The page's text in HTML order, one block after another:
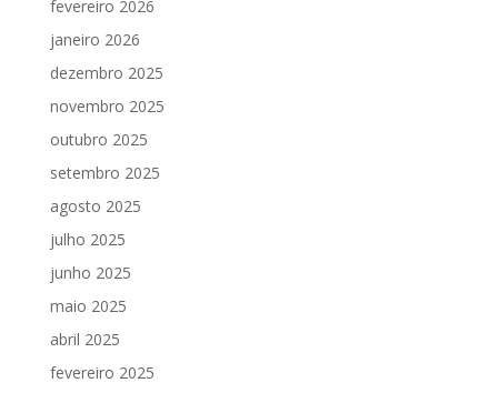
fevereiro 2026
janeiro 2026
dezembro 2025
novembro 2025
outubro 2025
setembro 2025
agosto 2025
julho 2025
junho 2025
maio 2025
abril 2025
fevereiro 2025